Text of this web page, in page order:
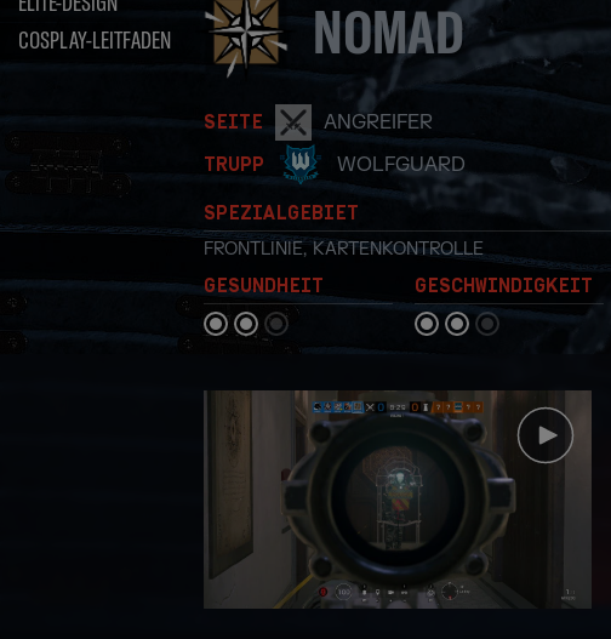
COSPLAY-LEITFADEN
NOMAD
SEITE ANGREIFER
TRUPP WOLFGUARD
SPEZIALGEBIET
FRONTLINIE, KARTENKONTROLLE
GESUNDHEIT GESCHWINDIGKEIT